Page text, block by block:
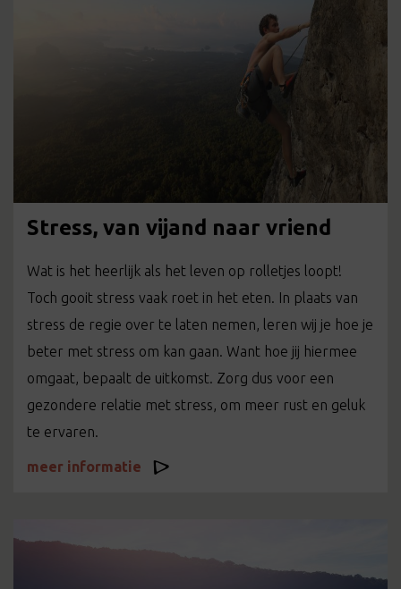
Stress, van vijand naar vriend
Wat is het heerlijk als het leven op rolletjes loopt!
Toch gooit stress vaak roet in het eten. In plaats van
stress de regie over te laten nemen, leren wij je hoe je
beter met stress om kan gaan. Want hoe jij hiermee
omgaat, bepaalt de uitkomst. Zorg dus voor een
gezondere relatie met stress, om meer rust en geluk
te ervaren.
meer informatie